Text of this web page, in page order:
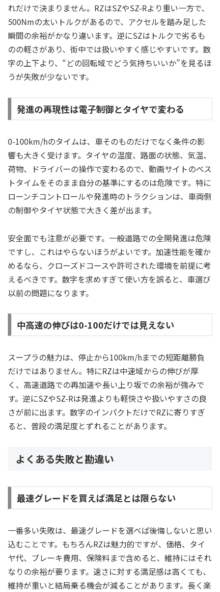
れだけで決まりません。RZはSZやSZ-Rより重い一方で、
500Nmの太いトルクがあるので、アクセルを踏み足した
瞬間の余裕がかなり違います。逆にSZはトルクで劣るも
のの軽さがあり、街中では扱いやすく感じやすいです。数
字の上下より、“どの回転域でどう気持ちいいか”を見るほ
うが失敗が少ないです。
発進の再現性は電子制御とタイヤで変わる
0-100km/hのタイムは、車そのものだけでなく条件の影
響も大きく受けます。タイヤの温度、路面の状態、気温、
荷物、ドライバーの操作で変わるので、動画サイトのベス
トタイムをそのまま自分の基準にするのは危険です。特に
ローンチコントロールや発進時のトラクションは、車両側
の制御やタイヤ状態で大きく差が出ます。
安全面でも注意が必要です。一般道路での全開発進は危険
ですし、これはやらないほうがよいです。加速性能を確か
めるなら、クローズドコースや許可された環境を前提に考
えるべきです。数字を求めすぎて使い方を誤ると、車選び
以前の問題になります。
中高速の伸びは0-100だけでは見えない
スープラの魅力は、停止から100km/hまでの短距離勝負
だけではありません。特にRZは中速域からの伸びが厚
く、高速道路での再加速や長い上り坂での余裕が強みで
す。逆にSZやSZ-Rは発進よりも軽快さや扱いやすさの良
さが前に出ます。数字のインパクトだけでRZに寄りすぎ
ると、普段の満足度とずれることがあります。
よくある失敗と勘違い
最速グレードを買えば満足とは限らない
一番多い失敗は、最速グレードを選べば後悔しないと思い
込むことです。もちろんRZは魅力的ですが、価格、タイ
ヤ代、ブレーキ費用、保険料まで含めると、維持にはそれ
なりの余裕が要ります。速さに対する満足感は高くても、
維持が重いと結局乗る機会が減ることがあります。長く楽